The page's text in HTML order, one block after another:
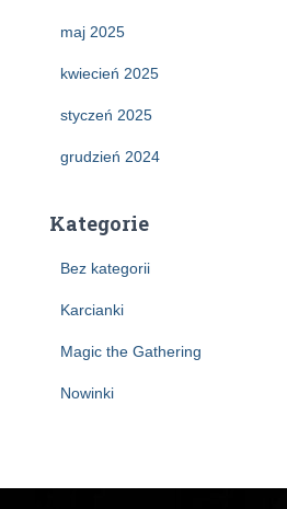
maj 2025
kwiecień 2025
styczeń 2025
grudzień 2024
Kategorie
Bez kategorii
Karcianki
Magic the Gathering
Nowinki